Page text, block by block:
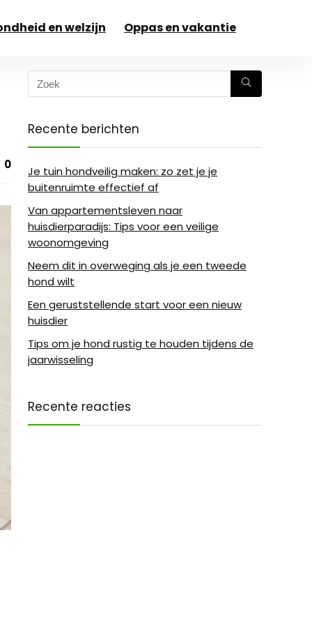
en welzijn Oppas en vakantie
0
Recente berichten
Je tuin hondveilig maken: zo zet je je
buitenruimte effectief af
Van appartementsleven naar
huisdierparadijs: Tips voor een veilige
woonomgeving
Neem dit in overweging als je een tweede
hond wilt
Een geruststellende start voor een nieuw
huisdier
Tips om je hond rustig te houden tijdens de
jaarwisseling
Recente reacties